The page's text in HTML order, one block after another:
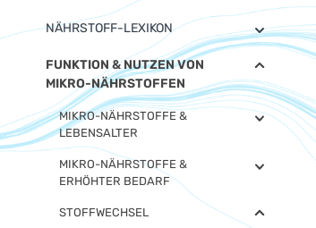
NÄHRSTOFF-LEXIKON
FUNKTION & NUTZEN VON
MIKRO-NÄHRSTOFFEN
MIKRO-NÄHRSTOFFE &
LEBENSALTER
MIKRO-NÄHRSTOFFE &
ERHÖHTER BEDARF
STOFFWECHSEL